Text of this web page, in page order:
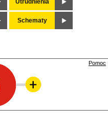
Utrudnienia
Schematy
Pomoc